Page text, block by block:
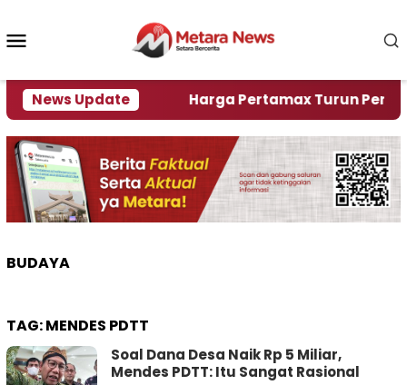
konten
News Update
Krisi Air Harga Pertamax Turun Per Hari
BUDAYA
TAG:MENDES PDTT
Soal Dana Desa Naik Rp 5 Miliar,
Mendes PDTT: Itu Sangat Rasional